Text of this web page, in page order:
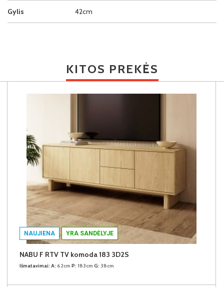
Gylis 42cm
KITOS PREKĖS
NAUJIENA YRA SANDĖLYJE
NABU F RTV TV komoda 183 3D2S
Išmatavimai: A: 62cm P: 183cm G: 38cm